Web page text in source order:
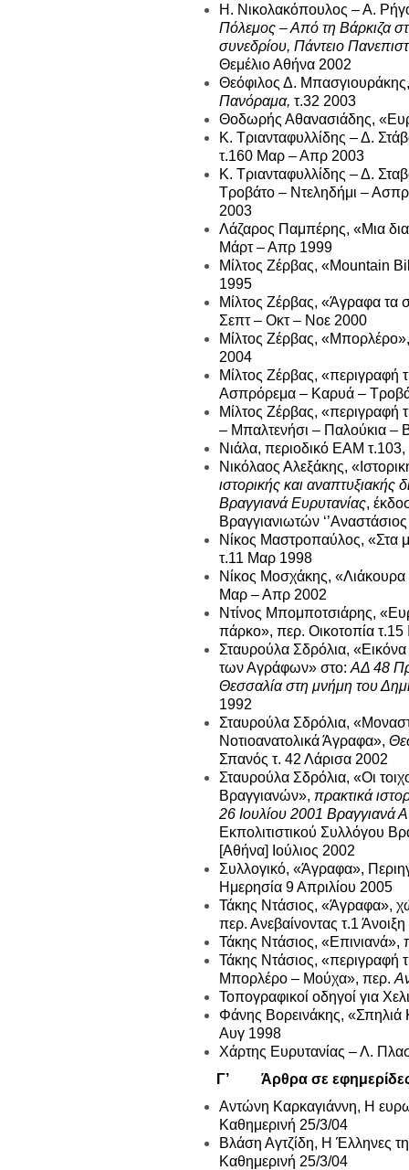
Η. Νικολακόπουλος – Α.
Πόλεμος – Από τη Βάρκιζα
συνεδρίου, Πάντειο
Θεμέλιο Αθήνα 2002
Θεόφιλος Δ.
Πανόραμα, τ.32 2003
Θοδωρής Αθανασιάδης,
Κ. Τριανταφυλλίδης – Δ.
τ.160 Μαρ – Απρ 2003
Κ. Τριανταφυλλίδης – Δ.
Τροβάτο – Ντεληδήμι –
2003
Λάζαρος Παμπέρης, «Μια
Μάρτ – Απρ 1999
Μίλτος Ζέρβας, «Mountain
1995
Μίλτος Ζέρβας, «Άγραφα τα
Σεπτ – Οκτ – Νοε 2000
Μίλτος Ζέρβας,
2004
Μίλτος Ζέρβας, «περιγραφή
Ασπρόρεμα – Καρυά –
Μίλτος Ζέρβας,
– Μπαλτενήσι – Παλούκια –
Νιάλα, περιοδικό ΕΑΜ
Νικόλαος Αλεξάκης,
ιστορικής και αναπτυξιακής
Βραγγιανά Ευρυτανίας,
Βραγγιανιωτών
Νίκος Μαστροπαύλος, «Στα
τ.11 Μαρ 1998
Νίκος Μοσχάκης,
Μαρ – Απρ 2002
Ντίνος Μπομποτσιάρης,
πάρκο», περ. Οικοτοπία τ.15
Σταυρούλα Σδρόλια,
των Αγράφων» στο: ΑΔ 48
Θεσσαλία στη μνήμη του
1992
Σταυρούλα Σδρόλια,
Νοτιοανατολικά Άγραφα»,
Σπανός τ. 42 Λάρισα 2002
Σταυρούλα Σδρόλια, «Οι
Βραγγιανών», πρακτικά
26 Ιουλίου 2001 Βραγγιανά
Εκπολιτιστικού Συλλόγου
[Αθήνα] Ιούλιος 2002
Συλλογικό, «Άγραφα»,
Ημερησία 9 Απριλίου 2005
Τάκης Ντάσιος, «Άγραφα»,
περ. Ανεβαίνοντας τ.1
Τάκης Ντάσιος,
Τάκης Ντάσιος, «περιγραφή
Μπορλέρο – Μούχα», περ.
Τοπογραφικοί οδηγοί για
Φάνης Βορεινάκης,
Αυγ 1998
Χάρτης Ευρυτανίας – Λ.
Γ’ Άρθρα σε
Αντώνη Καρκαγιάννη, Η
Καθημερινή 25/3/04
Βλάση Αγτζίδη, Η Έλληνες
Καθημερινή 25/3/04